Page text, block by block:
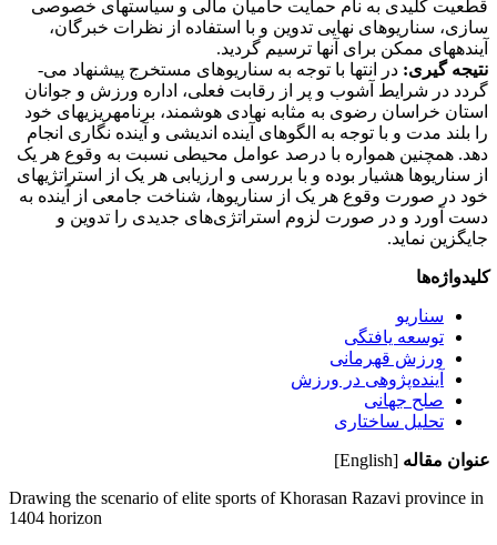
قطعیت کلیدی به نام حمایت حامیان مالی و سیاست­های خصوصی
سازی، سناریوهای نهایی تدوین و با استفاده از نظرات خبرگان،
آینده­های ممکن برای آن­ها ترسیم گردید.
نتیجه گیری:در انتها با توجه به سناریوهای مستخرج پیشنهاد می­
گردد در شرایط آشوب و پر از رقابت فعلی، اداره ورزش و جوانان
استان خراسان رضوی به مثابه نهادی هوشمند، برنامه­ریزی­های خود
را بلند مدت و با توجه به الگوهای آینده اندیشی و آینده نگاری انجام
دهد. همچنین همواره با درصد عوامل محیطی نسبت به وقوع هر یک
از سناریوها هشیار بوده و با بررسی و ارزیابی هر یک از استراتژی­های
خود در صورت وقوع هر یک از سناریوها، شناخت جامعی از آینده به
دست آورد و در صورت لزوم استراتژی‌های جدیدی را تدوین و
جایگزین نماید.
کلیدواژه‌ها
سناریو
توسعه یافتگی
ورزش قهرمانی
آینده‌پژوهی در ورزش
صلح جهانی
تحلیل ساختاری
عنوان مقاله [English]
Drawing the scenario of elite sports of Khorasan Razavi province in
1404 horizon